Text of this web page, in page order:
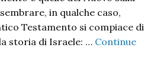
in qualche caso,
Testamento si compiace di
storia di Israele: … Continue